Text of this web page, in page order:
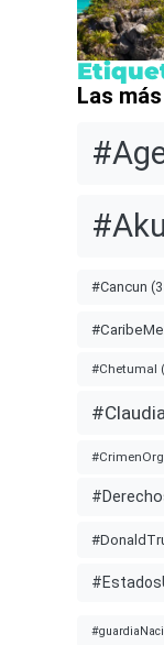
Las
#Cancun
#Chetumal